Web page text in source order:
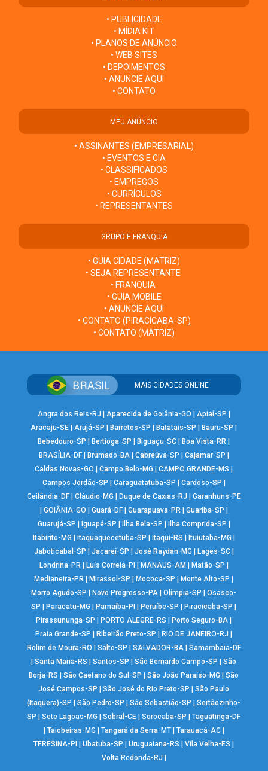
• PUBLICIDADE
• MÍDIA KIT
• PLANOS DE ANÚNCIO
• WEB SITES
• DEPOIMENTOS
• ANUNCIE AQUI
• CONTATO
MEU ANÚNCIO
• ASSINANTES (EMPRESARIAL)
• EVENTOS E CIA
• CLASSIFICADOS
• EMPREGOS
• CURRÍCULOS
• REPRESENTANTES
GRUPO E FRANQUIA
• GUIA CIDADE (MATRIZ)
• SEJA REPRESENTANTE
• FRANQUIA
• GUIA MOBILE
• ANUNCIE AQUI
• CONTATO (PIRACICABA-SP)
• CONTATO (MATRIZ)
MAIS CIDADES ONLINE
Angra dos Reis-RJ Aparecida de Goiânia-GO Apiaí-SP
Aracaju-SE |Arujá-SP Barretos-SP Batatais-SP Bauru-SP
Bebedouro-SP
Bertioga-SP Biguaçu-SC Boa Vista-RR
BRASÍLIA-DF| Brumado-BA| Cabreúva-SP Cajamar-SP
Caldas Novas-GO
|Campo Belo-MG |CAMPO GRANDE-MS
Campos Jordão-SP
Caraguatatuba-SP Cardoso-SP
Ceilândia-DF| Cláudio-MG Duque de Caxias-RJ
Garanhuns-PE
GOIÂNIA-GO Guará-DF| Guarapuava-PR| Guariba-SP
Guarujá-SP
Iguapé-SP Ilha Bela-SP Ilha Comprida-SP
Itabirito-MG
Itaquaquecetuba-SP Itaqui-RS Ituiutaba-MG
Jaboticabal-SP
Jacareí-SP José Raydan-MG Lages-SC|
Londrina-PR| Luís Correia-PI MANAUS-AM Matão-SP
Medianeira-PR
Mirassol-SP Mococa-SP Monte Alto-SP
Morro Agudo-SP
Novo Progresso-PA |Olímpia-SP |Osasco-
SP
Paracatu-MG Parnaíba-PI Peruíbe-SP Piracicaba-SP
Pirassununga-SP
PORTO ALEGRE-RS Porto Seguro-BA
Praia Grande-SP
Ribeirão Preto-SP RIO DE JANEIRO-RJ
Rolim de Moura-RO
Salto-SP SALVADOR-BA| Samambaia-DF
|Santa Maria-RS |Santos-SP |São Bernardo Campo-SP |São
Borja-RS
|São Caetano do Sul-SP |São João Paraíso-MG |São
José Campos-SP
|São José do Rio Preto-SP |São Paulo
(Itaquera)-SP
|São Pedro-SP |São Sebastião-SP |Sertãozinho-
SP
|Sete Lagoas-MG |Sobral-CE |Sorocaba-SP |Taguatinga-DF
Taiobeiras-MG Tangará da Serra-MT| Tarauacá-AC|
TERESINA-PI
|Ubatuba-SP |Uruguaiana-RS |Vila Velha-ES
Volta Redonda-RJ